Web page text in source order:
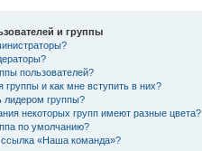
и группы
пользователей?
группы и как мне вступить в них?
лидером группы?
некоторых групп имеют разные цвета?
по умолчанию?
ссылка «Наша команда»?